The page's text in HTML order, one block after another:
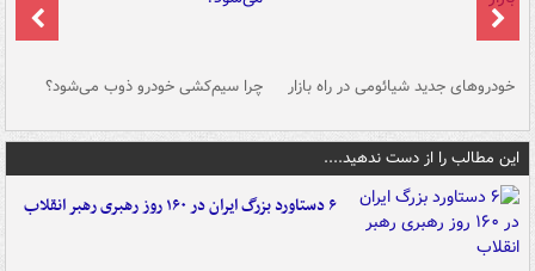
خودروهای جدید شیائومی در راه بازار چرا سیم‌کشی خودرو ذوب می‌شود؟
این مطالب را از دست ندهید....
۶ دستاورد بزرگ ایران در ۱۶۰ روز رهبری رهبر انقلاب